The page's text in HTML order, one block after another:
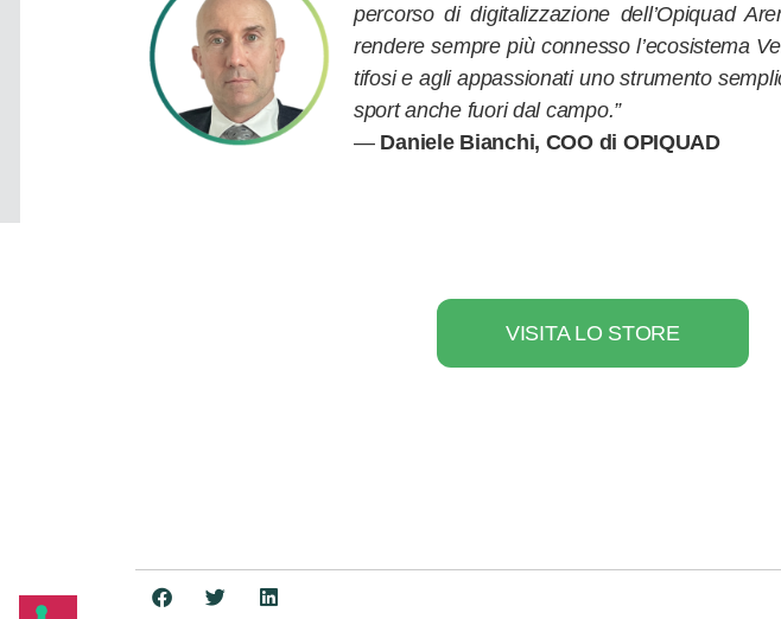
percorso di digitalizzazione dell’Opiquad
rendere sempre più connesso l’ecosistema
tifosi e agli appassionati uno strumento
sport anche fuori dal campo.”
— Daniele Bianchi, COO di OPIQUAD
VISITA LO STORE